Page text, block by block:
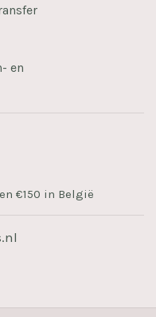
en
€150 in België